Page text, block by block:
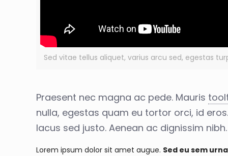
Sed vitae tellus aliquet, varius arcu sed, egestas
Praesent nec magna ac pede. Mauris
nulla, egestas quam eu tortor orci, id
lacus sed justo. Aenean ac dignissim
Lorem ipsum dolor sit amet augue. Sed eu sem